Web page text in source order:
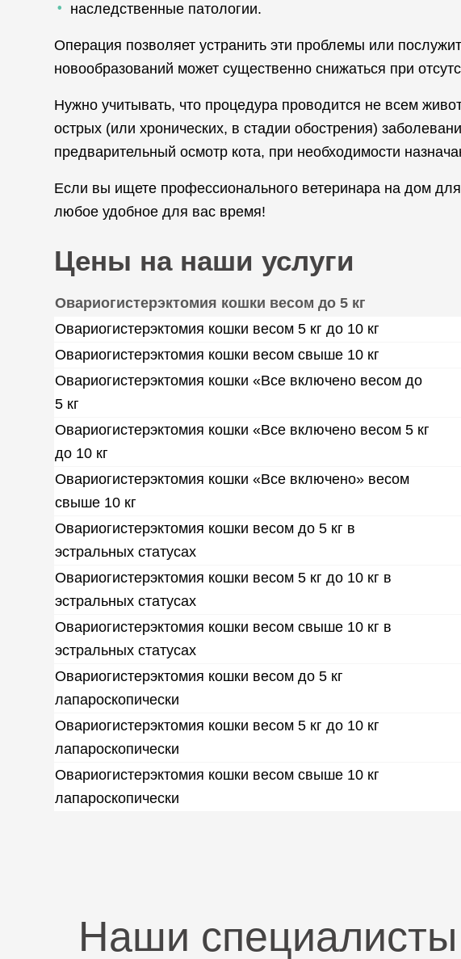
наследственные патологии.
Операция позволяет устранить эти проблемы или
новообразований может существенно снижаться при
Нужно учитывать, что процедура проводится не всем
острых (или хронических, в стадии обострения)
предварительный осмотр кота, при необходимости
Если вы ищете профессионального ветеринара на дом
любое удобное для вас время!
Цены на наши услуги
Овариогистерэктомия кошки весом до 5 кг
Овариогистерэктомия кошки весом 5 кг до 10 кг
Овариогистерэктомия кошки весом свыше 10 кг
Овариогистерэктомия кошки «Все включено весом до
5 кг
Овариогистерэктомия кошки «Все включено весом 5 кг
до 10 кг
Овариогистерэктомия кошки «Все включено» весом
свыше 10 кг
Овариогистерэктомия кошки весом до 5 кг в
эстральных статусах
Овариогистерэктомия кошки весом 5 кг до 10 кг в
эстральных статусах
Овариогистерэктомия кошки весом свыше 10 кг в
эстральных статусах
Овариогистерэктомия кошки весом до 5 кг
лапароскопически
Овариогистерэктомия кошки весом 5 кг до 10 кг
лапароскопически
Овариогистерэктомия кошки весом свыше 10 кг
лапароскопически
Наши специалисты